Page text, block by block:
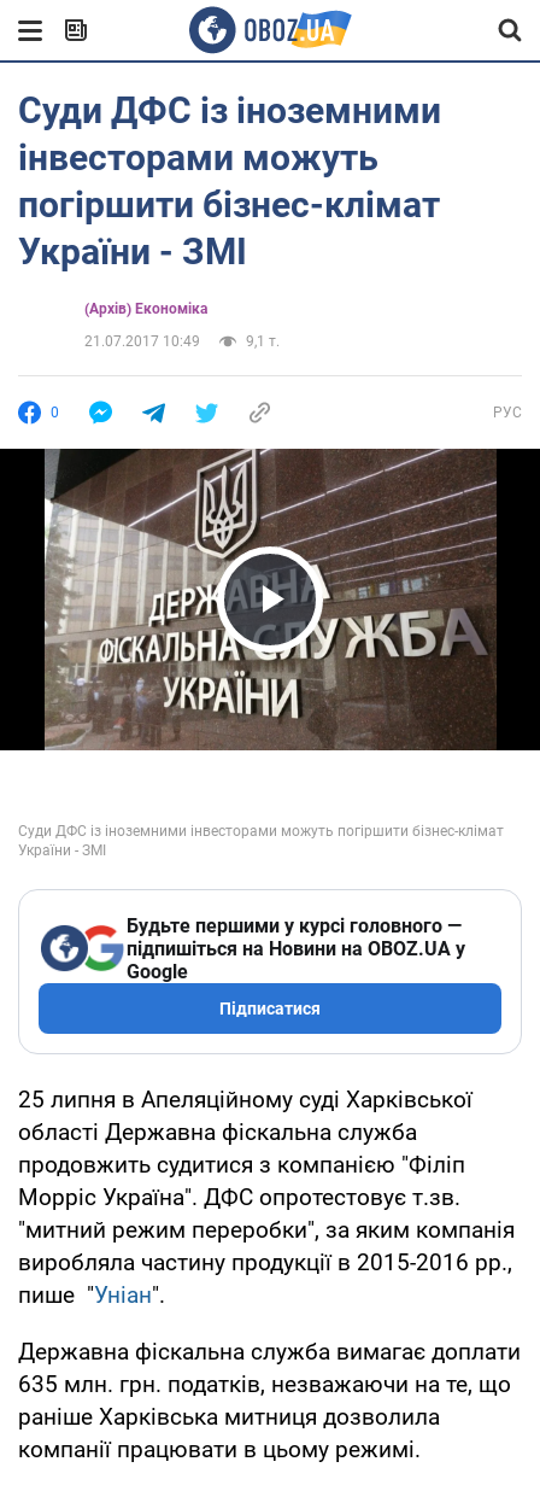
Суди ДФС із іноземними
інвесторами можуть
погіршити бізнес-клімат
України - ЗМІ
(Архів) Економіка
21.07.2017 10:49
9,1 т.
0 РУС
Play Video
Будьте першими у курсі головного —
підпишіться на Новини на OBOZ.UA у
Google
Підписатися
25 липня в Апеляційному суді Харківської
області Державна фіскальна служба
продовжить судитися з компанією "Філіп
Морріс Україна". ДФС опротестовує т.зв.
"митний режим переробки", за яким компанія
виробляла частину продукції в 2015-2016 рр.,
пише "Уніан".
Державна фіскальна служба вимагає доплати
635 млн. грн. податків, незважаючи на те, що
раніше Харківська митниця дозволила
компанії працювати в цьому режимі.